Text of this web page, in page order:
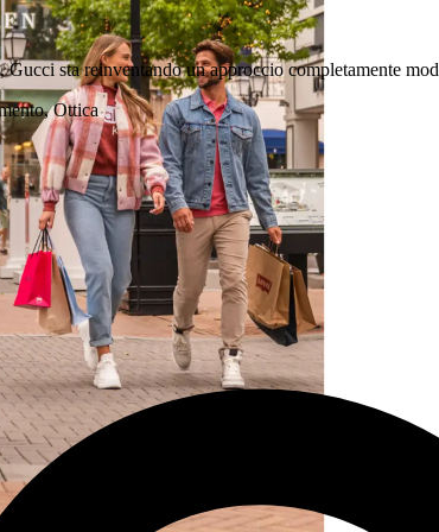
sta reinventando un approccio completamente
Ottica